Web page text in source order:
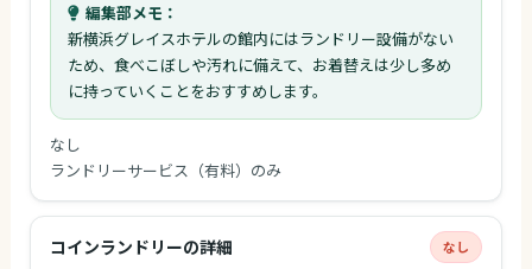
編集部メモ：
新横浜グレイスホテルの館内にはランドリー設備がない
ため、食べこぼしや汚れに備えて、お着替えは少し多め
に持っていくことをおすすめします。
なし
ランドリーサービス（有料）のみ
コインランドリーの詳細 なし